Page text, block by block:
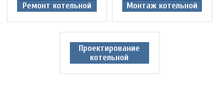
Ремонт котельной Монтаж котельной
Проектирование
котельной